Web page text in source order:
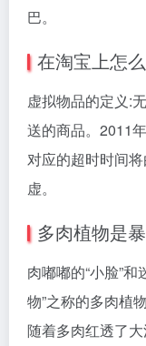
巴。
在淘宝上怎
虚拟物品的定义:
送的商品。2011
对应的超时时间
虚。
多肉植物是
肉嘟嘟的“小脸”和
物”之称的多肉植
随着多肉红透了大